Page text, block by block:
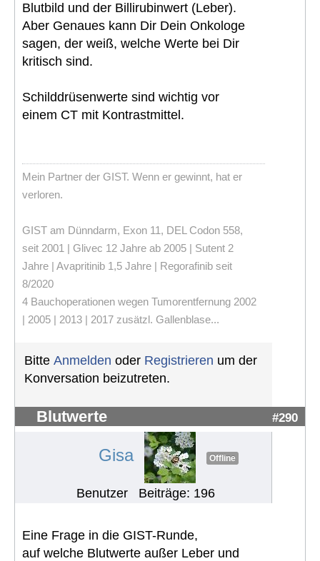
Blutbild und der Billirubinwert (Leber).
Aber Genaues kann Dir Dein Onkologe
sagen, der weiß, welche Werte bei Dir
kritisch sind.
Schilddrüsenwerte sind wichtig vor
einem CT mit Kontrastmittel.
Mein Partner der GIST. Wenn er gewinnt, hat er
verloren.
GIST am Dünndarm, Exon 11, DEL Codon 558,
seit 2001 | Glivec 12 Jahre ab 2005 | Sutent 2
Jahre | Avapritinib 1,5 Jahre | Regorafinib seit
8/2020
4 Bauchoperationen wegen Tumorentfernung 2002
| 2005 | 2013 | 2017 zusätzl. Gallenblase...
Bitte Anmelden oder Registrieren um der
Konversation beizutreten.
Blutwerte #290
Gisa Offline
Benutzer Beiträge: 196
Eine Frage in die GIST-Runde,
auf welche Blutwerte außer Leber und